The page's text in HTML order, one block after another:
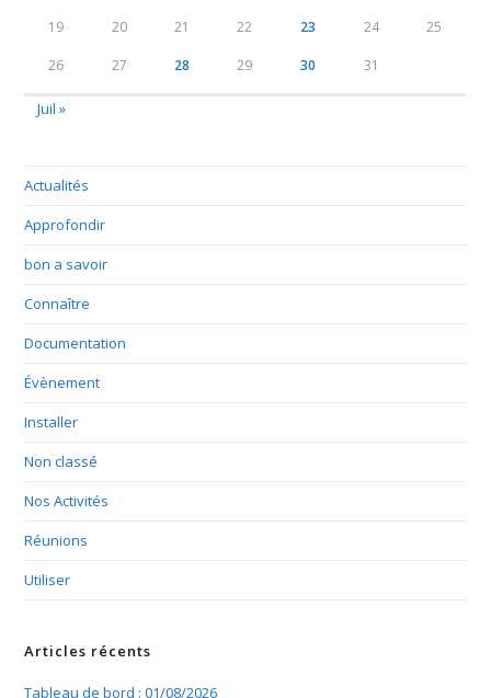
19 20 21 22 23 24 25
26 27 28 29 30 31
Juil »
Actualités
Approfondir
bon a savoir
Connaître
Documentation
Évènement
Installer
Non classé
Nos Activités
Réunions
Utiliser
Articles récents
Tableau de bord : 01/08/2026